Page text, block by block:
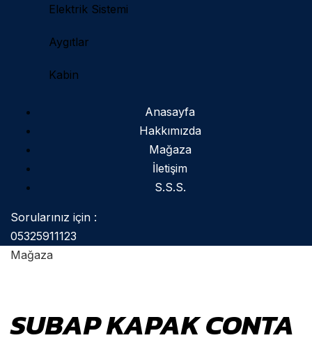
Elektrik Sistemi
Aygıtlar
Kabin
Anasayfa
Hakkımızda
Mağaza
İletişim
S.S.S.
Sorularınız için :
05325911123
Mağaza
SUBAP KAPAK CONTA